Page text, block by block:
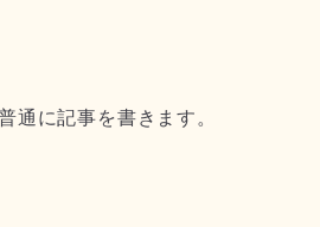
通に記事を書きます。